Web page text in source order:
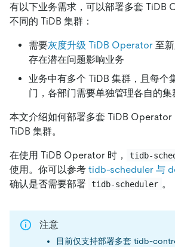
有以下业务需求，可以部署多套 TiDB
不同的 TiDB 集群：
需要灰度升级 TiDB Operator 至
存在潜在问题影响业务
业务中有多个 TiDB 集群，且每个
门，各部门需要单独管理各自的集
本文介绍如何部署多套 TiDB Operator
TiDB 集群。
在使用 TiDB Operator 时， tidb-
使用。你可以参考 tidb-scheduler 与
确认是否需要部署 tidb-scheduler 。
注意
目前仅支持部署多套 tidb-